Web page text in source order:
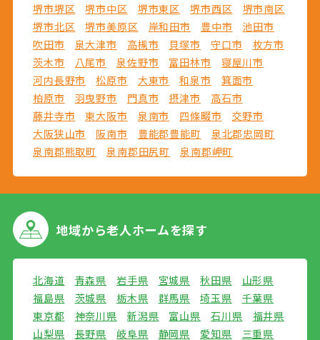
堺市堺区
堺市中区 堺市東区 堺市西区
堺市南区
堺市北区
堺市美原区 岸和田市 豊中市
池田市
吹田市
泉大津市 高槻市 貝塚市 守口市
枚方市
茨木市
八尾市 泉佐野市 富田林市
寝屋川市
河内長野市
松原市 大東市 和泉市
箕面市
柏原市
羽曳野市 門真市 摂津市
高石市
藤井寺市
東大阪市 泉南市 四條畷市
交野市
大阪狭山市
阪南市 豊能郡豊能町
泉北郡忠岡町
泉南郡熊取町
泉南郡田尻町 泉南郡岬町
地域から老人ホームを探す
北海道 青森県 岩手県 宮城県 秋田県
山形県
福島県
茨城県 栃木県 群馬県 埼玉県
千葉県
東京都
神奈川県 新潟県 富山県 石川県
福井県
山梨県
長野県 岐阜県 静岡県 愛知県
三重県